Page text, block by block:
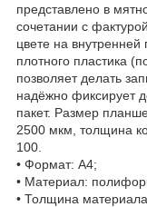
представлено в
сочетании с
цвете на внутренней
плотного пластика
позволяет делать
надёжно фиксирует
пакет. Размер
2500 мкм, толщина
100.
• Формат: А4;
• Материал:
• Толщина